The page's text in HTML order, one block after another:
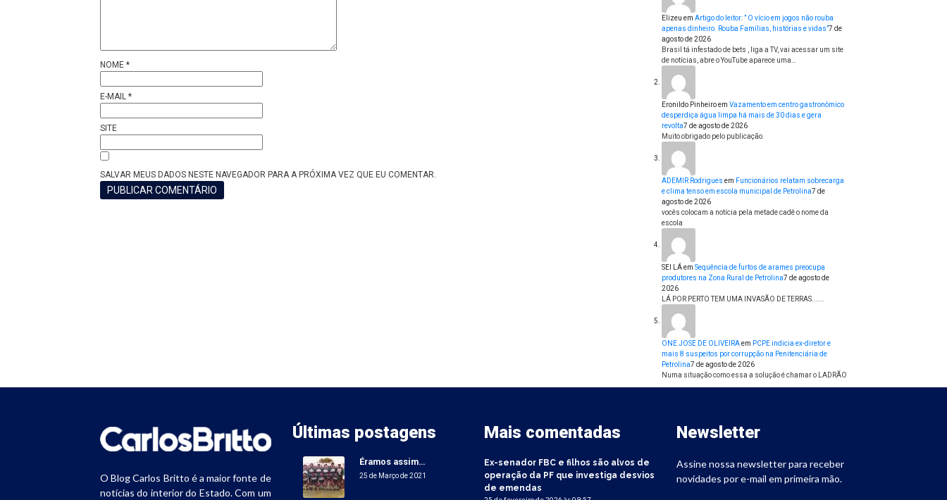
NOME *
E-MAIL *
SITE
SALVAR MEUS DADOS NESTE NAVEGADOR PARA A PRÓXIMA VEZ QUE EU COMENTAR.
Elizeu em Artigo do leitor: ” O vício em jogos não rouba
apenas dinheiro. Rouba Famílias, histórias e vidas”7 de
agosto de 2026
Brasil tá infestado de bets , liga a TV, vai acessar um site
de notícias, abre o YouTube aparece uma…
Eronildo Pinheiroem Vazamento em centro gastronômico
desperdiça água limpa há mais de 30 dias e gera
revolta7 de agosto de 2026
Muito obrigado pelo publicação.
ADEMIR Rodrigues em Funcionários relatam sobrecarga
e clima tenso em escola municipal de Petrolina7 de
agosto de 2026
vocês colocam a notícia pela metade cadê o nome da
escola
SEI LÁem Sequência de furtos de arames preocupa
produtores na Zona Rural de Petrolina7 de agosto de
2026
LÁ POR PERTO TEM UMA INVASÃO DE TERRAS......
ONE JOSE DE OLIVEIRAem PCPE indicia ex-diretor e
mais 8 suspeitos por corrupção na Penitenciária de
Petrolina7 de agosto de 2026
Numa situação como essa a solução é chamar o LADRÃO
O Blog Carlos Britto é a maior fonte de
notícias do interior do Estado. Com um
Últimas postagens
Éramos assim…
25 de Março de 2021
Mais comentadas
Ex-senador FBC e filhos são alvos de
operação da PF que investiga desvios
de emendas
Newsletter
Assine nossa newsletter para receber
novidades por e-mail em primeira mão.